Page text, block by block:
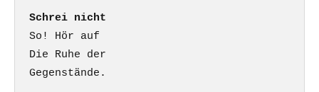
Schrei nicht
So! Hör auf
Die Ruhe der
Gegenstände.